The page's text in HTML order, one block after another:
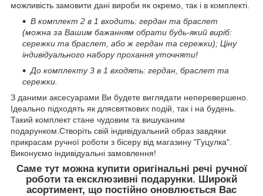
можливість замовити дані вироби як окремо, так і в комплекті.
В комплект 2 в 1 входить: гердан та браслет
(можна за Вашим бажанням обрати будь-який виріб:
сережки та браслет, або ж гердан та сережки); Ціну
індивідуального набору прохання уточняти!
До комплекту 3 в 1 входять: гердан, браслет та
сережки.
З даними аксесуарами Ви будете виглядати неперевершено.
Ідеально підходять як длясвяткових подій, так і на будень.
Такий комплект стане чудовим та вишуканим
подарунком.Створіть свій індивідуальний образ завдяки
прикрасам ручної роботи з бісеру від магазину "Гуцулка".
Виконуємо індивідуальні замовлення!
Саме тут можна купити оригінальні речі ручної
роботи та ексклюзивні подарунки. Широкй
асортимент, що постійно оновлюється Вас